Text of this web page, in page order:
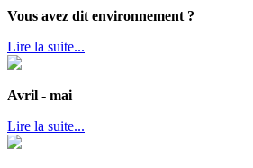
Vous avez dit environnement ?
Lire la suite...
Avril - mai
Lire la suite...